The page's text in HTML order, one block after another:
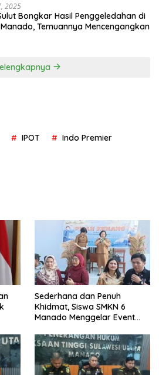
2025
Bongkar Hasil Penggeledahan di
Temuannya Mencengangkan
IPOT Indo Premier
Sederhana dan Penuh
Khidmat, Siswa SMKN 6
Manado Menggelar Event